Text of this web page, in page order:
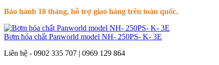
Bảo hành 18 tháng, hỗ trợ giao hàng trên toàn quốc.
Bơm hóa chất Panworld model NH- 250PS- K- 3E
Liên hệ - 0902 335 707 | 0969 129 864